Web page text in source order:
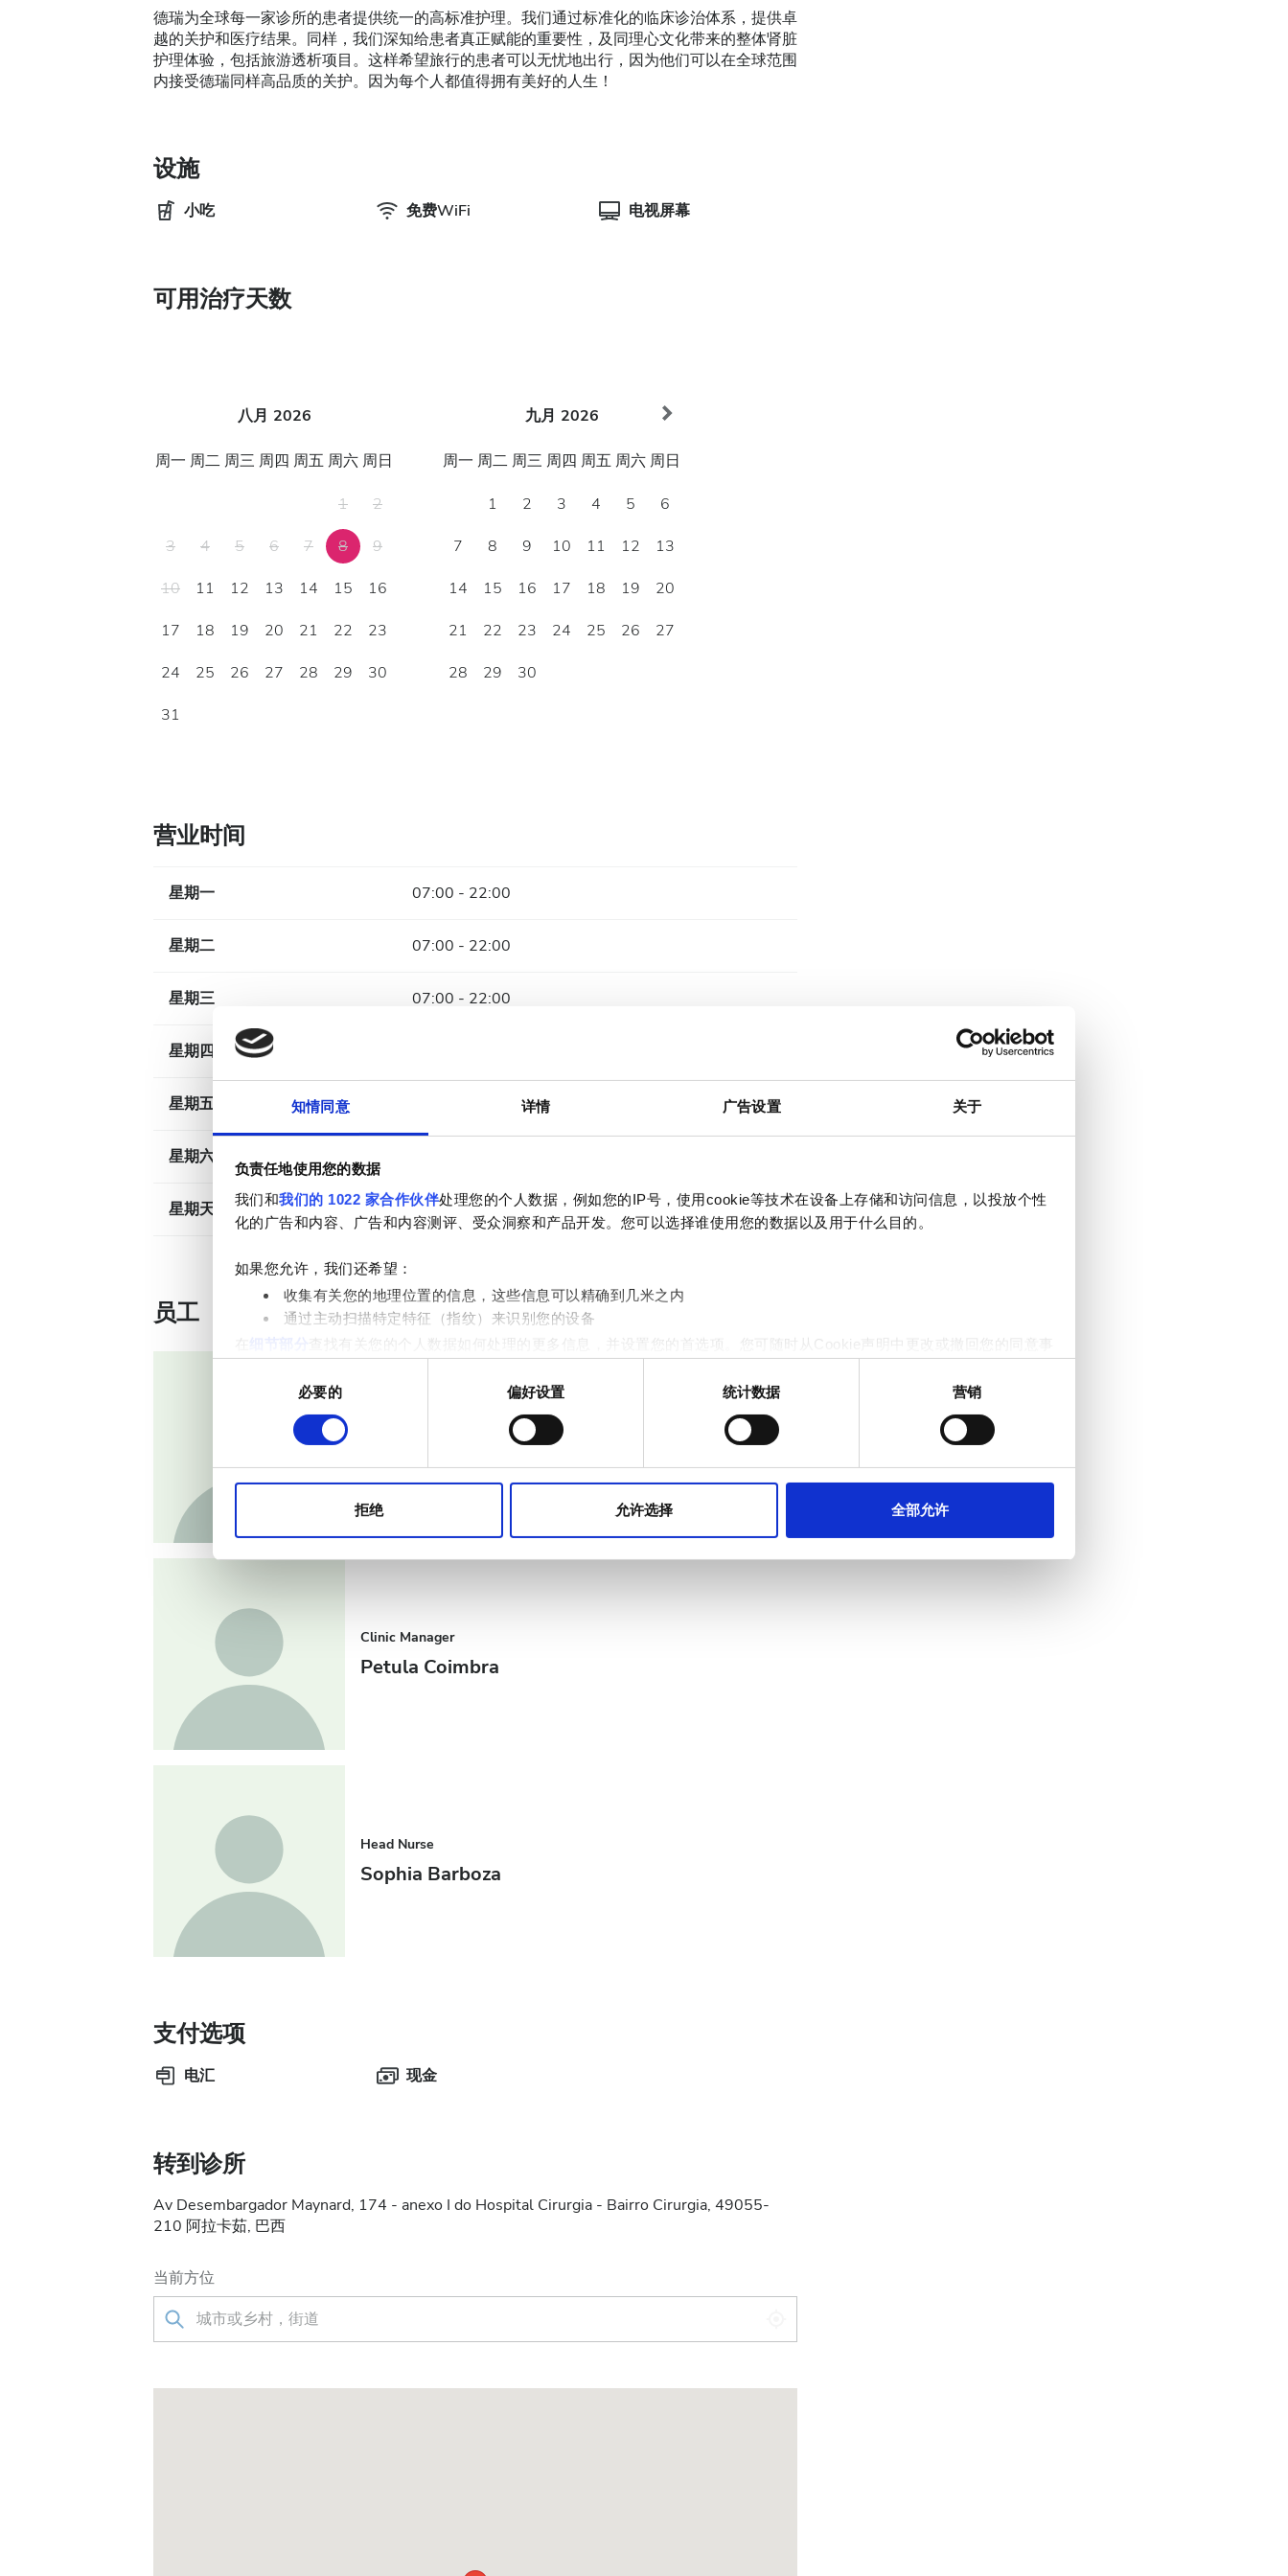
知情同意 详情 广告设置 关于
负责任地使用您的数据
我们和我们的 1022 家合作伙伴处理您的个人数据，例如您的IP号，使用cookie等技术在设备上存储和访问信息，以投放个性
化的广告和内容、广告和内容测评、受众洞察和产品开发。您可以选择谁使用您的数据以及用于什么目的。
如果您允许，我们还希望：
收集有关您的地理位置的信息，这些信息可以精确到几米之内
通过主动扫描特定特征（指纹）来识别您的设备
在
细节部分
查找有关您的个人数据如何处理的更多信息，并设置您的首选项。您可随时从Cookie声明中更改或撤回您的同意事
我们使用 Cookie 来制作贴合用户需求的内容与广告、提供社交媒体功能以及分析我们的流量。我们还会与社交媒体、广告和
分析合作伙伴分享您对我们网站的使用情况，这些合作伙伴可能会将此类信息与您提供给他们或他们在您使用其服务的过程中
必要的 偏好设置 统计数据 营销
拒绝 允许选择 全部允许
德瑞为全球每一家诊所的患者提供统一的高标准护理。我们通过标准化的临床诊治体系，提供卓
越的关护和医疗结果。同样，我们深知给患者真正赋能的重要性，及同理心文化带来的整体肾脏
护理体验，包括旅游透析项目。这样希望旅行的患者可以无忧地出行，因为他们可以在全球范围
内接受德瑞同样高品质的关护。因为每个人都值得拥有美好的人生！
设施
小吃 免费WiFi 电视屏幕
可用治疗天数
八月 2026
周一 周二周三 周四 周五周六周日
1
2
3
4 5 6 7 8
9
10
11 12 13 14 15
16
17
18 19 20 21 22
23
24
25 26 27 28 29
30
31
九月 2026
周一 周二周三 周四 周五周六周日
1 2 3 4 5
6
7
8 9 10 11 12
13
14
15 16 17 18 19
20
21
22 23 24 25 26
27
28
29 30
营业时间
星期一 07:00 - 22:00
星期二 07:00 - 22:00
星期三 07:00 - 22:00
星期四
星期五
星期六
星期天 已关闭
员工
Clinic Manager
Petula Coimbra
Head Nurse
Sophia Barboza
支付选项
电汇 现金
转到诊所
Av Desembargador Maynard, 174 - anexo I do Hospital Cirurgia - Bairro Cirurgia, 49055-
210 阿拉卡茹, 巴西
当前方位